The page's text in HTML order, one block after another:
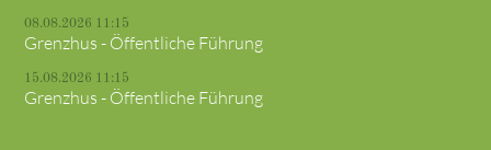
08.08.2026 11:15
Grenzhus - Öffentliche Führung
15.08.2026 11:15
Grenzhus - Öffentliche Führung